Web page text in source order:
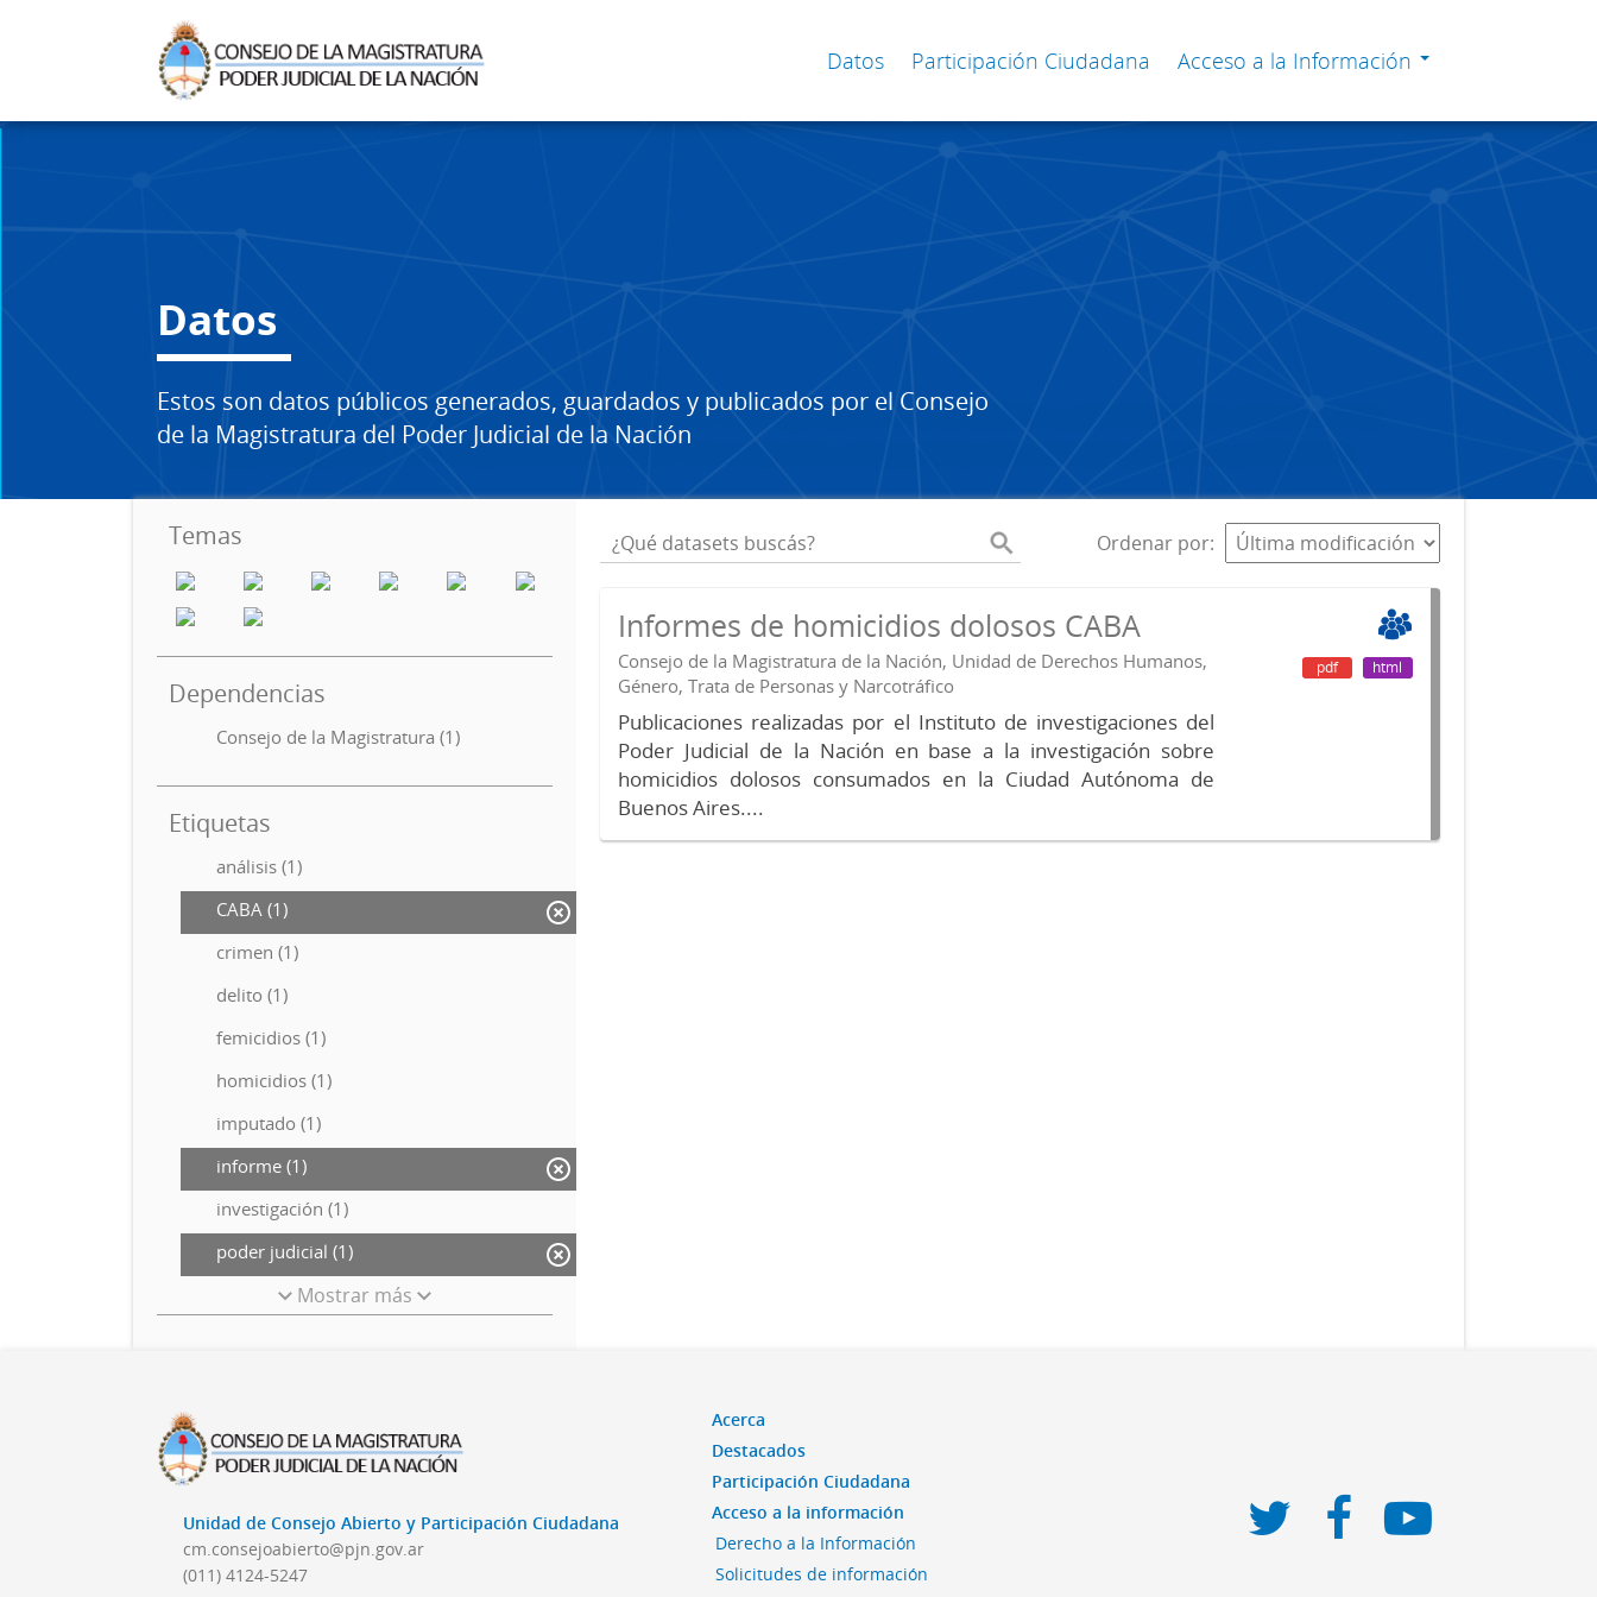
Datos Participación Ciudadana Acceso a la Información
Datos
Estos son datos públicos generados, guardados y publicados por el Consejo
de la Magistratura del Poder Judicial de la Nación
Temas
Dependencias
Consejo de la Magistratura (1)
Etiquetas
análisis (1)
CABA (1)
crimen (1)
delito (1)
femicidios (1)
homicidios (1)
imputado (1)
informe (1)
investigación (1)
poder judicial (1)
Mostrar más
Ordenar por
Informes de homicidios dolosos CABA
Consejo de la Magistratura de la Nación, Unidad de Derechos Humanos,
Género, Trata de Personas y Narcotráfico
Publicaciones realizadas por el Instituto de investigaciones del
Poder Judicial de la Nación en base a la investigación sobre
homicidios dolosos consumados en la Ciudad Autónoma de
Buenos Aires....
pdf html
Unidad de Consejo Abierto y Participación Ciudadana
cm.consejoabierto@pjn.gov.ar
(011) 4124-5247
Acerca
Destacados
Participación Ciudadana
Acceso a la información
Derecho a la Información
Solicitudes de información